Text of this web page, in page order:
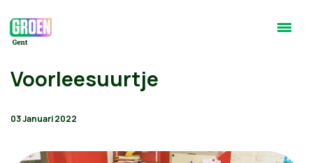
Voorleesuurtje
03 Januari 2022